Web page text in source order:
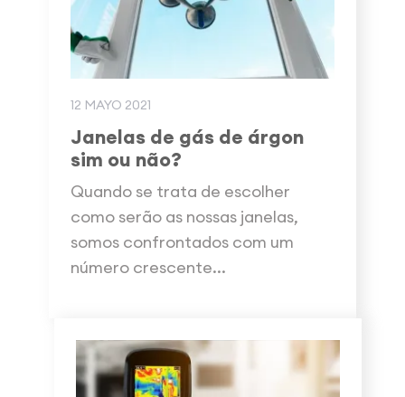
12 MAYO 2021
Janelas de gás de árgon
sim ou não?
Quando se trata de escolher
como serão as nossas janelas,
somos confrontados com um
número crescente...